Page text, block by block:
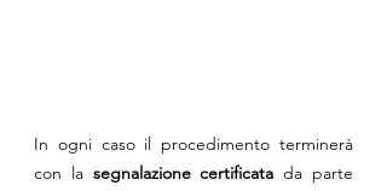
In ogni caso il procedimento terminerà
con la segnalazione certificata da parte